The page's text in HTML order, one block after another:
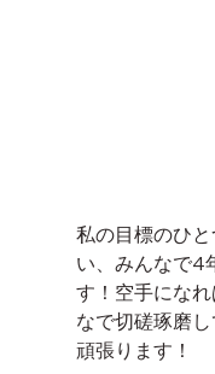
私の目標のひ
い、みんなで4
す！空手にな
なで切磋琢磨
頑張ります！